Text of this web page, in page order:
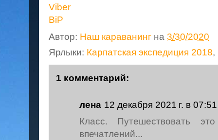
Viber
BiP
Автор: Наш караванинг на 3/30/2020
Ярлыки: Карпатская экспедиция 2018,
1 комментарий:
лена 12 декабря 2021 г. в 07:51
Класс. Путешествовать
впечатлений...